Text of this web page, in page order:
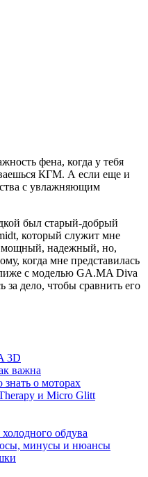
фена, когда у тебя
КГМ. А если еще и
с увлажняющим
был старый-добрый
который служит мне
мощный, надежный, но,
когда мне представилась
с моделью GA.MA Diva
за дело, чтобы сравнить его
3D
важна
о моторах
и Micro Glitt
обдува
минусы и нюансы